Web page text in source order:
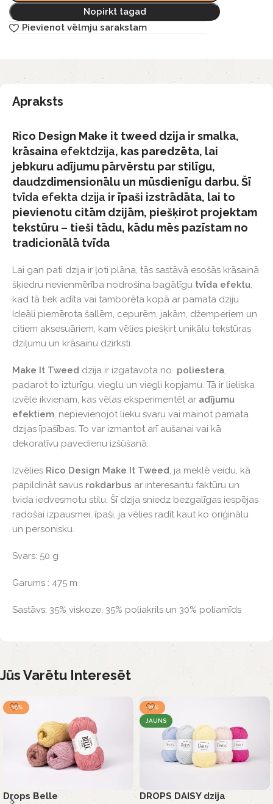
Nopirkt tagad
Pievienot vēlmju sarakstam
Apraksts
Rico Design Make it tweed dzija ir smalka,
krāsaina efektdzija, kas paredzēta, lai
jebkuru adījumu pārvērstu par stilīgu,
daudzdimensionālu un mūsdienīgu darbu. Šī
tvīda efekta dzija ir īpaši izstrādāta, lai to
pievienotu citām dzijām, piešķirot projektam
tekstūru – tieši tādu, kādu mēs pazīstam no
tradicionālā tvīda
Lai gan pati dzija ir ļoti plāna, tās sastāvā esošās krāsainā
šķiedru nevienmērība nodrošina bagātīgu tvīda efektu
kad tā tiek adīta vai tamborēta kopā ar pamata dziju.
Ideāli piemērota šallēm, cepurēm, jakām, džemperiem un
citiem aksesuāriem, kam vēlies piešķirt unikālu tekstūras
dziļumu un krāsainu dzirksti.
Make It Tweed dzija ir izgatavota no poliestera
padarot to izturīgu, vieglu un viegli kopjamu. Tā ir lieliska
izvēle ikvienam, kas vēlas eksperimentēt ar adījumu
efektiem , nepievienojot lieku svaru vai mainot pamata
dzijas īpašības. To var izmantot arī aušanai vai kā
dekoratīvu pavedienu izšūšanā.
Izvēlies Rico Design Make It Tweed , ja meklē veidu, kā
papildināt savus rokdarbus ar interesantu faktūru un
tvida iedvesmotu stilu. Šī dzija sniedz bezgalīgas iespējas
radošai izpausmei, īpaši, ja vēlies radīt kaut ko oriģinālu
un personisku.
Svars: 50 g
Garums : 475 m
Sastāvs: 35% viskoze, 35% poliakrils un 30% poliamīds
Jūs Varētu Interesēt
-19%
Drops Belle
-21%
JAUNS
DROPS DAISY dzija